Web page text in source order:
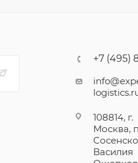
+7 (495)
108814, г.
Москва,
Василия